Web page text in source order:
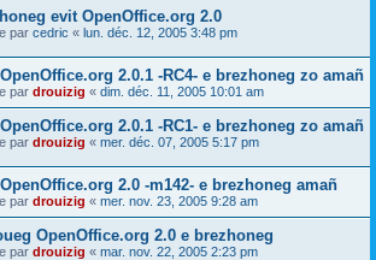
evit OpenOffice.org 2.0
par cedric « lun. déc. 12, 2005 3:48 pm
2.0.1 -RC4- e brezhoneg zo amañ
par drouizig « dim. déc. 11, 2005 10:01 am
2.0.1 -RC1- e brezhoneg zo amañ
par drouizig « mer. déc. 07, 2005 5:17 pm
2.0 -m142- e brezhoneg amañ
par drouizig « mer. nov. 23, 2005 9:28 am
OpenOffice.org 2.0 e brezhoneg
par drouizig « mar. nov. 22, 2005 2:23 pm